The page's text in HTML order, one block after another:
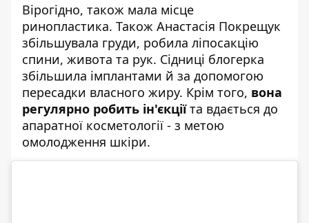
Вірогідно, також мала місце
ринопластика. Також Анастасія Покрещук
збільшувала груди, робила ліпосакцію
спини, живота та рук. Сідниці блогерка
збільшила імплантами й за допомогою
пересадки власного жиру. Крім того, вона
регулярно робить ін'єкціїта вдається до
апаратної косметології - з метою
омолодження шкіри.